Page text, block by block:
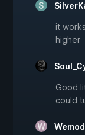
it
higher
Good
could